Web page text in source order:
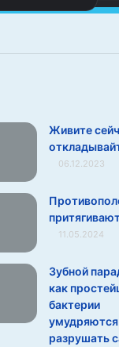
Живите
06.12.2023
11.05.2024
Зубной
как
бактерии
умудряются
разрушать